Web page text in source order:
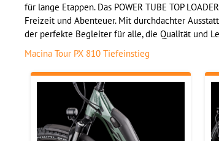
für lange Etappen. Das POWER TUBE TOP
Freizeit und Abenteuer. Mit durchdachter
der perfekte Begleiter für alle, die Qualität und
Macina Tour PX 810 Tiefeinstieg